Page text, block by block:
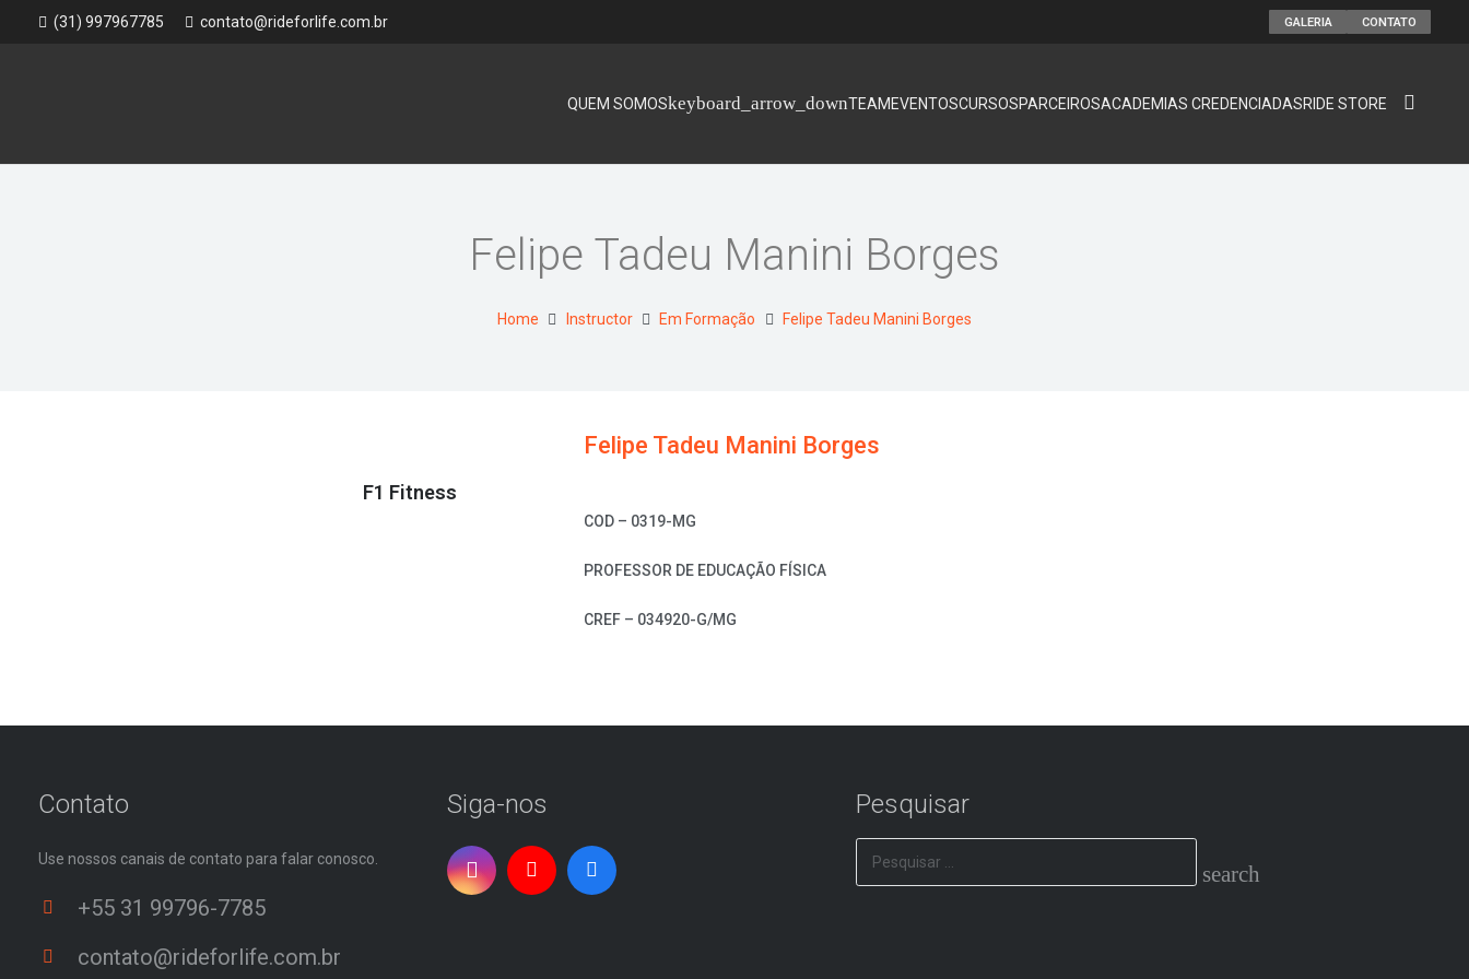
(31) 997967785 contato@rideforlife.com.br GALERIA CONTATO
QUEM SOMOS TEAM EVENTOSCURSOSPARCEIROSACADEMIAS CREDENCIADASRIDE STORE
Felipe Tadeu Manini Borges
Home Instructor Em Formação Felipe Tadeu Manini Borges
F1 Fitness
Felipe Tadeu Manini Borges
COD – 0319-MG
PROFESSOR DE EDUCAÇÃO FÍSICA
CREF – 034920-G/MG
Contato
Use nossos canais de contato para falar conosco.
+55 31 99796-7785
contato@rideforlife.com.br
Siga-nos Pesquisar